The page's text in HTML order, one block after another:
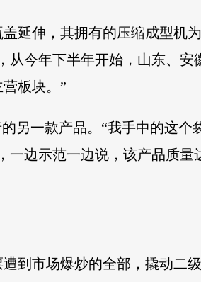
延伸，其拥有的压缩成型机
从今年下半年开始，山东、安
板块。”
另一款产品。“我手中的这个
一边示范一边说，该产品质量
到市场爆炒的全部，撬动二